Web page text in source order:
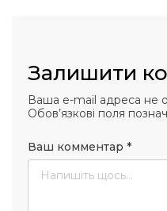
Залишити
Ваша e-mail адреса не
Обов’язкові поля
Ваш комментар *